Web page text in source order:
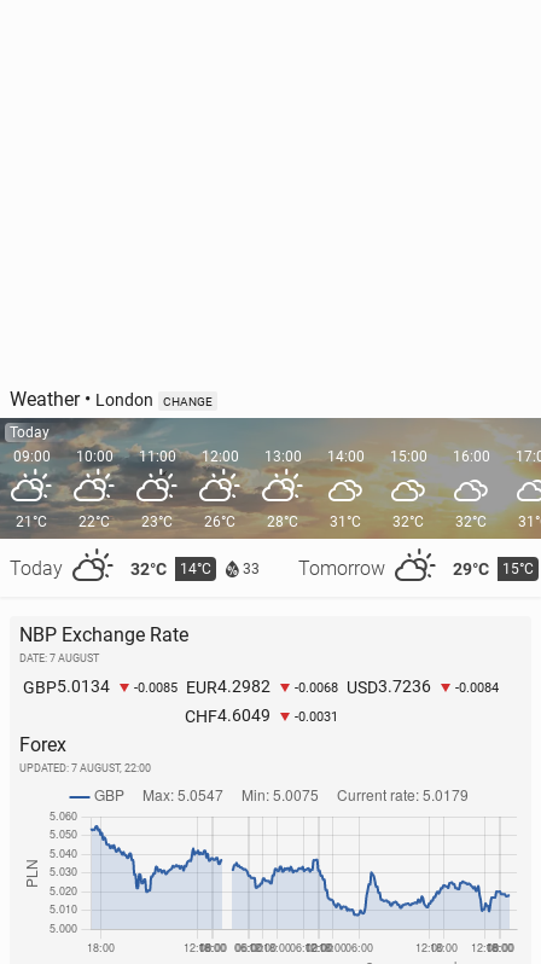
Weather• London CHANGE
Today
09:00
21°C
Today 32°C 14°C 33 Tomorrow 29°C 15°C
10:00
22°C
11:00
23°C
12:00
26°C
13:00
28°C
14:00
31°C
15:00
32°C
16:00
32°C
NBP Exchange Rate
DATE: 7 AUGUST
GBP5.0134 -0.0085 EUR4.2982 -0.0068 USD3.7236 -0.0084
CHF4.6049 -0.0031
Forex
UPDATED: 7 AUGUST, 22:00